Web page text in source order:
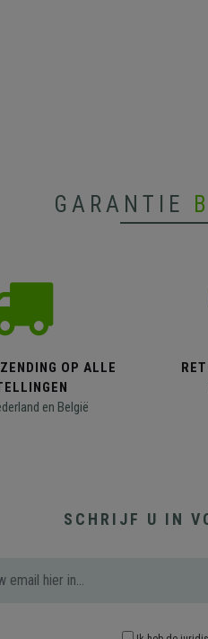
GARANTIE
OP ALLE
en België
SCHRIJF U IN